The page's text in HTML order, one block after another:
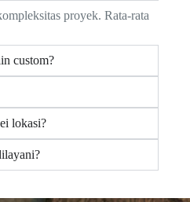
proyek. Rata-rata
custom?
lokasi?